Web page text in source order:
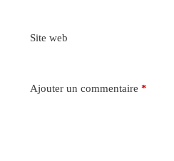
Site web
Ajouter un commentaire *